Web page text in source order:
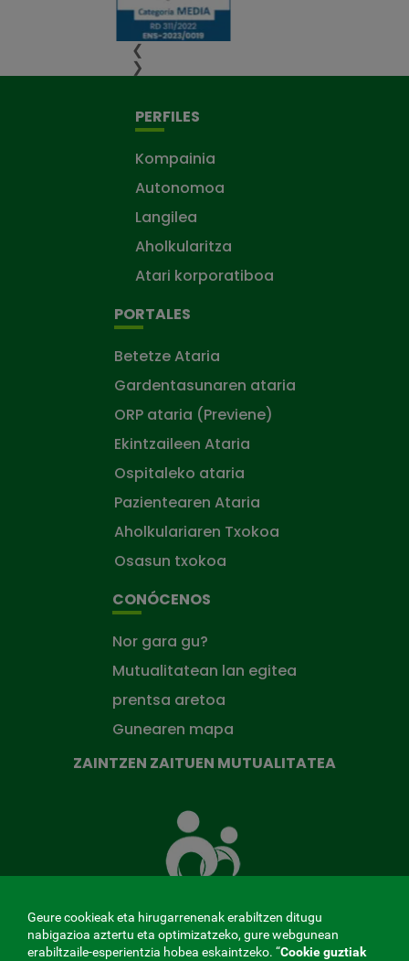
❮
❯
PERFILES
Kompainia
Autonomoa
Langilea
Aholkularitza
Atari korporatiboa
PORTALES
Betetze Ataria
Gardentasunaren ataria
ORP ataria (Previene)
Ekintzaileen Ataria
Ospitaleko ataria
Pazientearen Ataria
Aholkulariaren Txokoa
Osasun txokoa
CONÓCENOS
Nor gara gu?
Mutualitatean lan egitea
prentsa aretoa
Gunearen mapa
ZAINTZEN ZAITUEN MUTUALITATEA
zaituen
Mutua
Geure cookieak eta hirugarrenenak erabiltzen ditugu
nabigazioa aztertu eta optimizatzeko, gure webgunean
erabiltzaile-esperientzia hobea eskaintzeko. “Cookie guztiak